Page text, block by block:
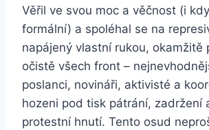
Věřil ve svou moc a věčnost (i
formální) a spoléhal se na
napájený vlastní rukou, okamžitě
očistě všech front –
poslanci, novináři, aktivisté a
hozeni pod tisk pátrání, zadržení
protestní hnutí. Tento osud